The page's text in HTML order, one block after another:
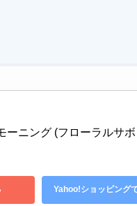
ーニング (フローラルサ
Yahoo!ショッピング